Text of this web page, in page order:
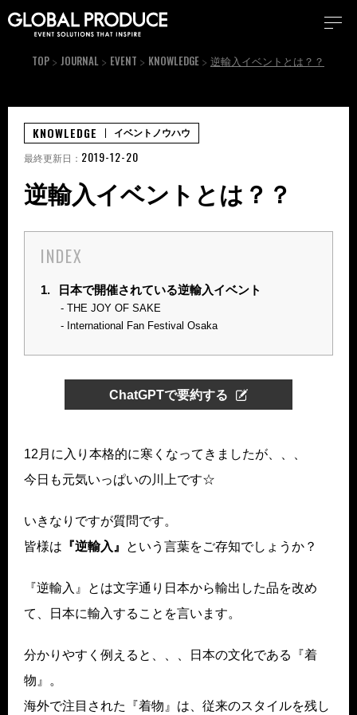
TOP JOURNAL EVENT KNOWLEDGE 逆輸入イベントとは？？
逆輸入イベントとは？？
INDEX
1. 日本で開催されている逆輸入イベント
THE JOY OF SAKE
International Fan Festival Osaka
ChatGPTで要約する
12月に入り本格的に寒くなってきましたが、、、
今日も元気いっぱいの川上です☆
いきなりですが質問です。
皆様は 『逆輸入』 という言葉をご存知でしょうか？
『逆輸入』とは文字通り日本から輸出した品を改め
て、日本に輸入することを言います。
分かりやすく例えると、、、日本の文化である『着
物』。
海外で注目された『着物』は、従来のスタイルを残し
KNOWLEDGE イベントノウハウ
最終更新日： 2019-12-20